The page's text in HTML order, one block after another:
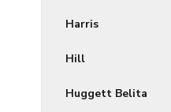
Harris
Hill
Huggett Belita